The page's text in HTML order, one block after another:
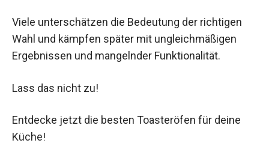
Viele unterschätzen die Bedeutung der richtigen
Wahl und kämpfen später mit ungleichmäßigen
Ergebnissen und mangelnder Funktionalität.
Lass das nicht zu!
Entdecke jetzt die besten Toasteröfen für deine
Küche!